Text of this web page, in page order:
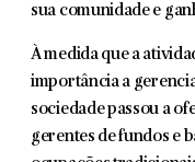
sua comunidade e
À medida que a
importância a
sociedade passou a
gerentes de fundos e